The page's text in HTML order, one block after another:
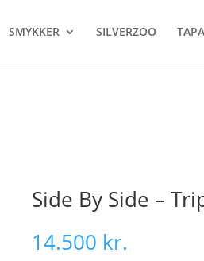
SMYKKER SILVERZOO
Side By Side –
14.500 kr.